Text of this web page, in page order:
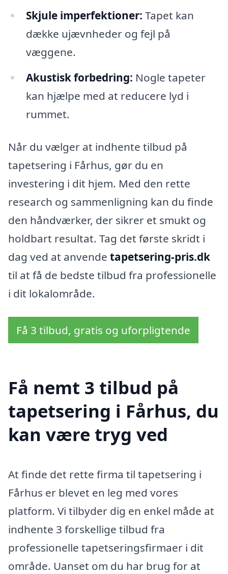
Skjule imperfektioner: Tapet kan
dække ujævnheder og fejl på
væggene.
Akustisk forbedring: Nogle tapeter
kan hjælpe med at reducere lyd i
rummet.
Når du vælger at indhente tilbud på
tapetsering i Fårhus, gør du en
investering i dit hjem. Med den rette
research og sammenligning kan du finde
den håndværker, der sikrer et smukt og
holdbart resultat. Tag det første skridt i
dag ved at anvende tapetsering-pris.dk
til at få de bedste tilbud fra professionelle
i dit lokalområde.
Få 3 tilbud, gratis og uforpligtende
Få nemt 3 tilbud på
tapetsering i Fårhus, du
kan være tryg ved
At finde det rette firma til tapetsering i
Fårhus er blevet en leg med vores
platform. Vi tilbyder dig en enkel måde at
indhente 3 forskellige tilbud fra
professionelle tapetseringsfirmaer i dit
område. Uanset om du har brug for at